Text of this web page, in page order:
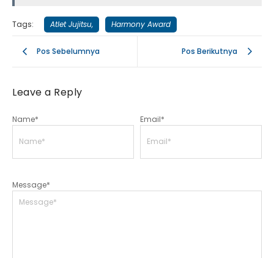
Tags: Atlet Jujitsu, Harmony Award
Pos Sebelumnya Pos Berikutnya
Leave a Reply
Message*
Name* Email*